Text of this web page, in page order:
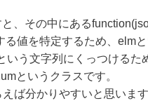
、その中にある
る値を特定するため、elm
いう文字列にくっつけるた
というクラスです。
ば分かりやすいと思いま